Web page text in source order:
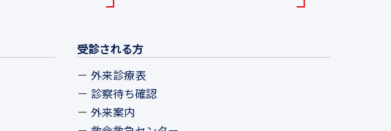
受診される方
外来診療表
診察待ち確認
外来案内